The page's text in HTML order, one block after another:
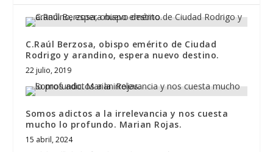
C.Raúl Berzosa, obispo emérito de Ciudad
Rodrigo y arandino, espera nuevo destino.
22 julio, 2019
Somos adictos a la irrelevancia y nos cuesta
mucho lo profundo. Marian Rojas.
15 abril, 2024